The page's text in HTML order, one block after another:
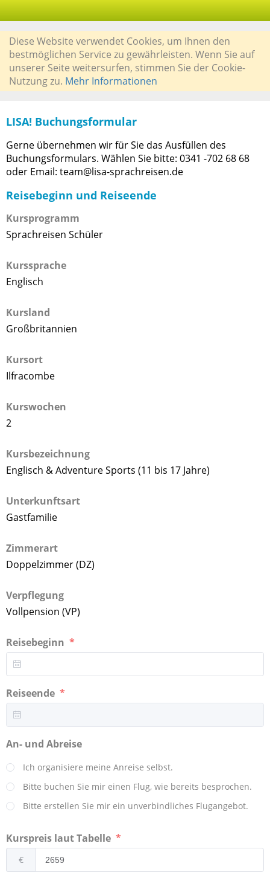
Diese Website verwendet Cookies, um Ihnen den
bestmöglichen Service zu gewährleisten. Wenn Sie auf
unserer Seite weitersurfen, stimmen Sie der Cookie-
Nutzung zu. Mehr Informationen
LISA! Buchungsformular
Gerne übernehmen wir für Sie das Ausfüllen des
Buchungsformulars. Wählen Sie bitte: 0341 -702 68 68
oder Email: team@lisa-sprachreisen.de
Reisebeginn und Reiseende
Kursprogramm
Sprachreisen Schüler
Kurssprache
Englisch
Kursland
Großbritannien
Kursort
Ilfracombe
Kurswochen
2
Kursbezeichnung
Englisch & Adventure Sports (11 bis 17 Jahre)
Unterkunftsart
Gastfamilie
Zimmerart
Doppelzimmer (DZ)
Verpflegung
Vollpension (VP)
Reisebeginn
Reiseende
An- und Abreise
Ich organisiere meine Anreise selbst.
Bitte buchen Sie mir einen Flug, wie bereits besprochen.
Bitte erstellen Sie mir ein unverbindliches Flugangebot.
Kurspreis laut Tabelle
€